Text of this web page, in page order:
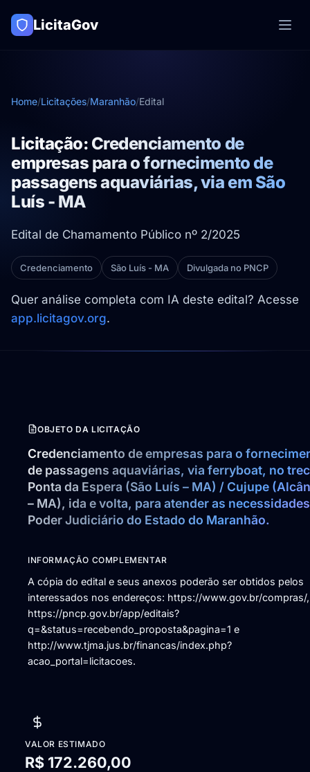
LicitaGov
Home/Licitações/Maranhão/Edital
Licitação: Credenciamento de
empresas para o fornecimento de
passagens aquaviárias, via em São
Luís - MA
Edital de Chamamento Público nº 2/2025
Credenciamento São Luís - MA Divulgada no PNCP
Quer análise completa com IA deste edital? Acesse
app.licitagov.org.
OBJETO DA LICITAÇÃO
Credenciamento de empresas para o
de passagens aquaviárias, via ferryboat, no
Ponta da Espera (São Luís – MA) / Cujupe
– MA), ida e volta, para atender as
Poder Judiciário do Estado do Maranhão.
INFORMAÇÃO COMPLEMENTAR
A cópia do edital e seus anexos poderão ser obtidos pelos
interessados nos endereços: https://www.gov.br/compras/,
https://pncp.gov.br/app/editais?
q=&status=recebendo_proposta&pagina=1 e
http://www.tjma.jus.br/financas/index.php?
acao_portal=licitacoes.
VALOR ESTIMADO
R$ 172.260,00